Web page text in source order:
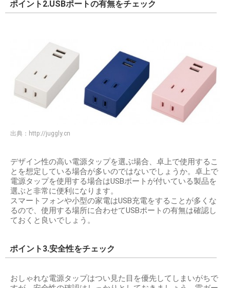
ポイント2.USBポートの有無をチェック
出典： http://juggly.cn
デザイン性の高い電源タップを選ぶ場合、卓上で使用するこ
とを想定している場合が多いのではないでしょうか。卓上で
電源タップを使用する場合はUSBポートが付いている製品を
選ぶと非常に便利になります。
スマートフォンや小型の家電はUSB充電をすることが多くな
るので、使用する場所に合わせてUSBポートの有無は確認し
ておくと良いでしょう。
ポイント3.安全性をチェック
おしゃれな電源タップはつい見た目を優先してしまいがちで